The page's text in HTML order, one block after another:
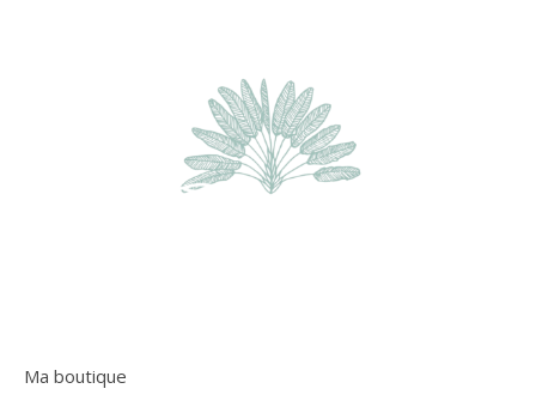
Ma boutique